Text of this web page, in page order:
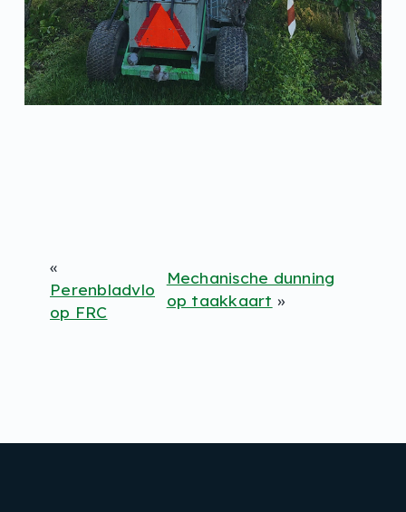
«
Perenbladvlo
op FRC
Mechanische dunning
op taakkaart »